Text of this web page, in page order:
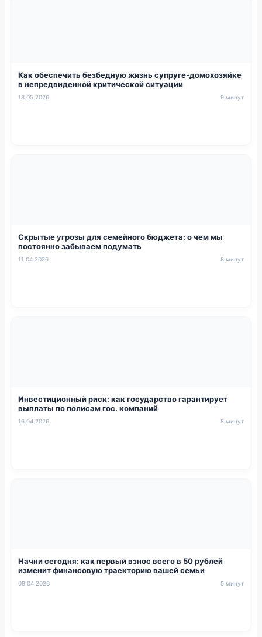
Как обеспечить безбедную жизнь супруге-домохозяйке
в непредвиденной критической ситуации
18.05.2026 9 минут
Скрытые угрозы для семейного бюджета: о чем мы
постоянно забываем подумать
11.04.2026 8 минут
Инвестиционный риск: как государство гарантирует
выплаты по полисам гос. компаний
16.04.2026 8 минут
Начни сегодня: как первый взнос всего в 50 рублей
изменит финансовую траекторию вашей семьи
09.04.2026 5 минут